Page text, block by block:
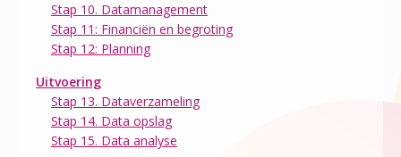
Stap 10. Datamanagement
Stap 11: Financiën en begroting
Stap 12: Planning
Uitvoering
Stap 13. Dataverzameling
Stap 14. Data opslag
Stap 15. Data analyse